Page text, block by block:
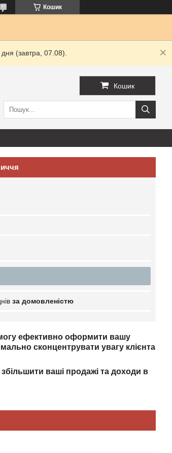
Кошик
(завтра, 07.08).
Кошик
за домовленістю
ефективно оформити вашу
сконцентрувати увагу клієнта
ваші продажі та доходи в